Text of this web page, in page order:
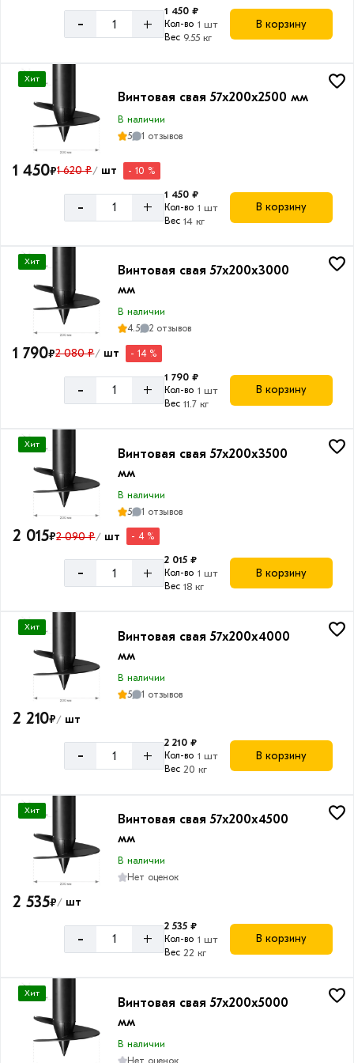
Толщина
лопасти
мм
- +
1 450 ₽
Кол-во 1 шт
Вес 9.55 кг
В корзину
Хит
Винтовая свая 57х200х2500 мм
В наличии
5
1 отзывов
1 450₽1 620 ₽/ шт - 10 %
- +
1 450 ₽
Кол-во 1 шт
Вес 14 кг
В корзину
Хит
Винтовая свая 57х200х3000
мм
В наличии
4.5
2 отзывов
1 790₽2 080 ₽/ шт - 14 %
- +
1 790 ₽
Кол-во 1 шт
Вес 11.7 кг
В корзину
Хит
Винтовая свая 57х200х3500
мм
В наличии
5
1 отзывов
2 015₽2 090 ₽/ шт - 4 %
- +
2 015 ₽
Кол-во 1 шт
Вес 18 кг
В корзину
Хит
Винтовая свая 57х200х4000
мм
В наличии
5
1 отзывов
2 210₽/ шт
- +
2 210 ₽
Кол-во 1 шт
Вес 20 кг
В корзину
Хит
Винтовая свая 57х200х4500
мм
В наличии
Нет оценок
2 535₽/ шт
- +
2 535 ₽
Кол-во 1 шт
Вес 22 кг
В корзину
Хит
Винтовая свая 57х200х5000
мм
В наличии
Нет оценок